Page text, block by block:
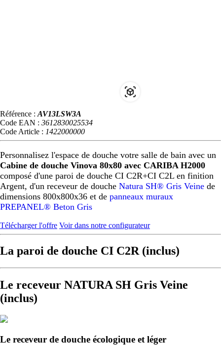
Référence : AV13LSW3A
Code EAN : 3612830025534
Code Article : 1422000000
Personnalisez l'espace de douche votre salle de bain avec un
Cabine de douche Vinova 80x80 avec CARIBA H2000
composé d'une paroi de douche CI C2R+CI C2L en finition
Argent, d'un receveur de douche Natura SH® Gris Veine de
dimensions 800x800x36 et de panneaux muraux
PREPANEL® Beton Gris
Télécharger l'offre Voir dans notre configurateur
La paroi de douche CI C2R (inclus)
Le receveur NATURA SH Gris Veine
(inclus)
Le receveur de douche écologique et léger